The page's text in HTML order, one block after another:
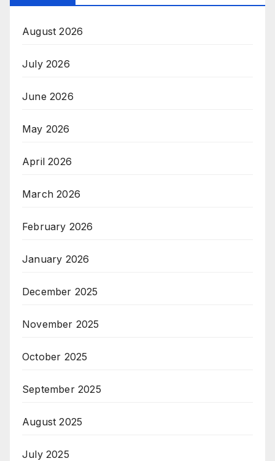
August 2026
July 2026
June 2026
May 2026
April 2026
March 2026
February 2026
January 2026
December 2025
November 2025
October 2025
September 2025
August 2025
July 2025